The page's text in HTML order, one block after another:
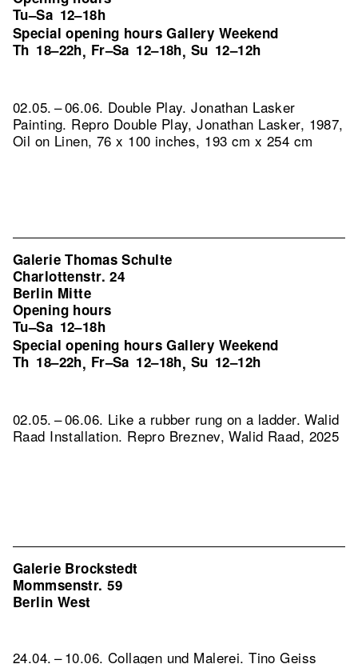
Tu–Sa 12–18h
Special opening hours Gallery Weekend
Th 18–22h, Fr–Sa 12–18h, Su 12–12h
02.05. – 06.06. Double Play. Jonathan Lasker
Painting. Repro Double Play, Jonathan Lasker, 1987,
Oil on Linen, 76 x 100 inches, 193 cm x 254 cm
Galerie Thomas Schulte
Charlottenstr. 24
Berlin Mitte
Opening hours
Tu–Sa 12–18h
Special opening hours Gallery Weekend
Th 18–22h, Fr–Sa 12–18h, Su 12–12h
02.05. – 06.06. Like a rubber rung on a ladder. Walid
Raad Installation. Repro Breznev, Walid Raad, 2025
Galerie Brockstedt
Mommsenstr. 59
Berlin West
24.04. – 10.06. Collagen und Malerei. Tino Geiss